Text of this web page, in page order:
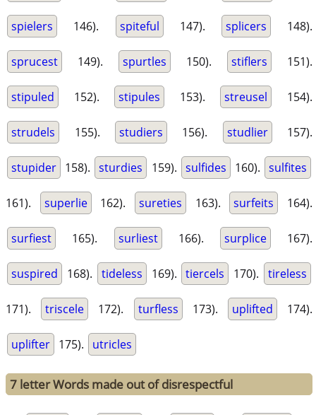
spielers 146). spiteful 147). splicers 148).
sprucest 149). spurtles 150). stiflers 151).
stipuled 152). stipules 153). streusel 154).
strudels 155). studiers 156). studlier 157).
stupider 158). sturdies 159). sulfides 160). sulfites
161). superlie 162). sureties 163). surfeits 164).
surfiest 165). surliest 166). surplice 167).
suspired 168). tideless 169). tiercels 170). tireless
171). triscele 172). turfless 173). uplifted 174).
uplifter 175). utricles
7 letter Words made out of disrespectful